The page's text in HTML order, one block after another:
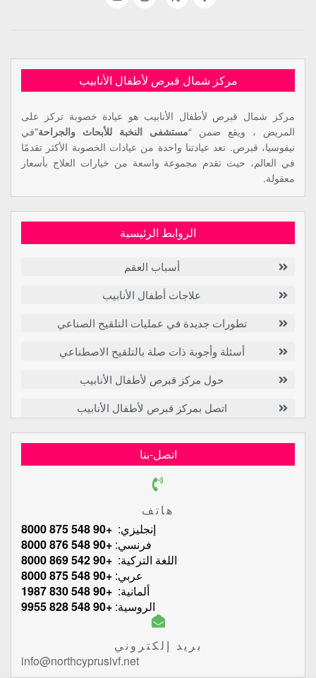
مركز شمال قبرص لأطفال الأنابيب
مركز شمال قبرص لأطفال الأنابيب هو عيادة خصوبة تركز على
المريض ، ويقع ضمن “مستشفى النخبة للأبحاث والجراحة"في
نيقوسيا، قبرص. تعد عيادتنا واحدة من عيادات الخصوبة الأكثر تقدمًا
في العالم، حيث تقدم مجموعة واسعة من خيارات العلاج بأسعار
معقولة.
الروابط الرئيسية
أسباب العقم
علاجات أطفال الأنابيب
تطورات جديدة في عمليات التلقيح الصناعي
أسئلة وأجوبة ذات صلة بالتلقيح الاصطناعي
حول مركز قبرص لأطفال الأنابيب
اتصل بمركز قبرص لأطفال الأنابيب
اتصل-بنا
هاتف
إنجليزي: +90 548 875 8000
فرنسي: +90 548 876 8000
اللغة التركية: +90 542 869 8000
عربي: +90 548 875 8000
ألمانية: +90 548 830 1987
الروسية: +90 548 828 9955
بريد إلكتروني
info@northcyprusivf.net